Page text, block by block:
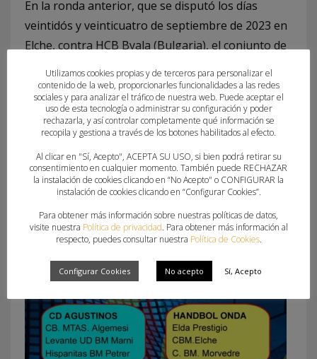
En la ronda anterior, que se disputó los días
veintidós y veinticuatro de septiembre de 2023 en
Elche, contra HCB Byala (Bulgaria), el conjunto de
13-54 en el primer encuentro y 17-43 en el
segundo. Consiguiendo un marcador global de 97-
30 a favor del equipo ilicitano.
Utilizamos cookies propias y de terceros para personalizar el
contenido de la web, proporcionarles funcionalidades a las redes
sociales y para analizar el tráfico de nuestra web. Puede aceptar el
uso de esta tecnología o administrar su configuración y poder
rechazarla, y así controlar completamente qué información se
recopila y gestiona a través de los botones habilitados al efecto.
Al clicar en "Sí, Acepto", ACEPTA SU USO, si bien podrá retirar su
consentimiento en cualquier momento. También puede RECHAZAR
la instalación de cookies clicando en “No Acepto" o CONFIGURAR la
instalación de cookies clicando en “Configurar Cookies”.
Para obtener más información sobre nuestras políticas de datos,
visite nuestra Política de privacidad. Para obtener más información al
respecto, puedes consultar nuestra Política de Cookies.
Configurar Cookies No acepto Sí, Acepto